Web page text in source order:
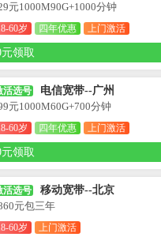
元1000M90G+1000分钟
60岁 四年优惠 上门激活
元领取
活选号
电信宽带--广州
元1000M60G+700分钟
60岁 四年优惠 上门激活
元领取
活选号
移动宽带--北京
元包三年
60岁 上门激活